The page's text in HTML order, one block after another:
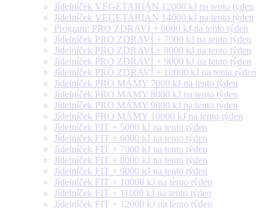
Jídelníček VEGETARIÁN 12000 kJ na tento týden
Jídelníček VEGETARIÁN 14000 kJ na tento týden
Program: PRO ZDRAVÍ + 6000 kJ na tento týden
Jídelníček PRO ZDRAVÍ + 7000 kJ na tento týden
Jídelníček PRO ZDRAVÍ + 8000 kJ na tento týden
Jídelníček PRO ZDRAVÍ + 9000 kJ na tento týden
Jídelníček PRO ZDRAVÍ + 10000 kJ na tento týden
Jídelníček PRO MÁMY 7000 kJ na tento týden
Jídelníček PRO MÁMY 8000 kJ na tento týden
Jídelníček PRO MÁMY 9000 kJ na tento týden
Jídelníček PRO MÁMY 10000 kJ na tento týden
Jídelníček FIT + 5000 kJ na tento týden
Jídelníček FIT + 6000 kJ na tento týden
Jídelníček FIT + 7000 kJ na tento týden
Jídelníček FIT + 8000 kJ na tento týden
Jídelníček FIT + 9000 kJ na tento týden
Jídelníček FIT + 10000 kJ na tento týden
Jídelníček FIT + 11000 kJ na tento týden
Jídelníček FIT + 12000 kJ na tento týden